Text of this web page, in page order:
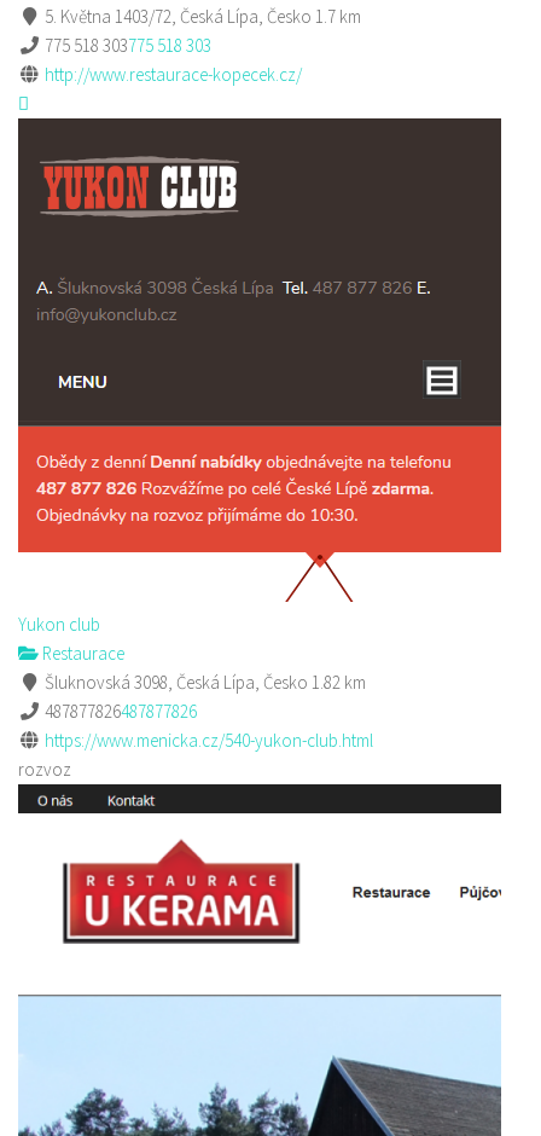
5. Května 1403/72, Česká Lípa, Česko 1.7 km
775 518 303775 518 303
http://www.restaurace-kopecek.cz/
Yukon club
Restaurace
Šluknovská 3098, Česká Lípa, Česko 1.82 km
487877826487877826
https://www.menicka.cz/540-yukon-club.html
rozvoz